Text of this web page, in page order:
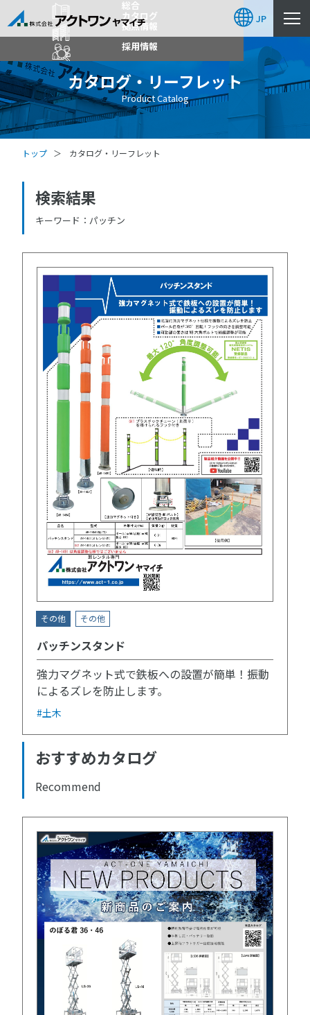
総合
カタログ
拠点情報
採用情報
JP
カタログ・リーフレット
Product Catalog
トップ カタログ・リーフレット
検索結果
キーワード パッチン
その他 その他
パッチンスタンド
強力マグネット式で鉄板への設置が簡単！振動
によるズレを防止します。
#土木
おすすめカタログ
Recommend